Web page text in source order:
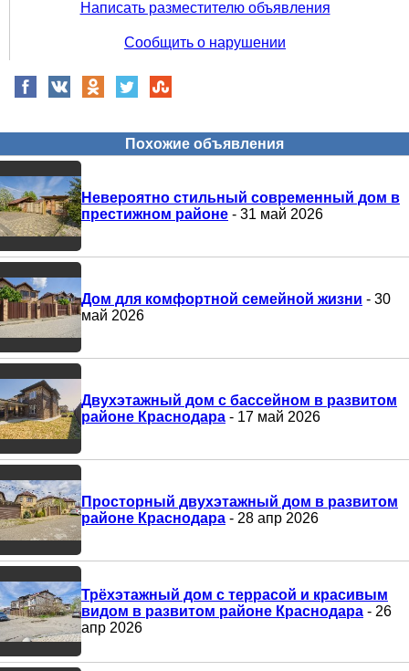
Написать разместителю объявления
Сообщить о нарушении
Похожие объявления
Невероятно стильный современный дом в
престижном районе - 31 май 2026
Дом для комфортной семейной жизни - 30
май 2026
Двухэтажный дом с бассейном в развитом
районе Краснодара - 17 май 2026
Просторный двухэтажный дом в развитом
районе Краснодара - 28 апр 2026
Трёхэтажный дом с террасой и красивым
видом в развитом районе Краснодара - 26
апр 2026